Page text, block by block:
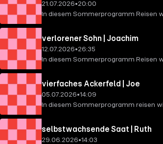
21.07.2026•20:00
In diesem Sommerprogramm Reisen
verlorener Sohn | Joachim
12.07.2026•26:35
In diesem Sommerprogramm Reisen
vierfaches Ackerfeld | Joe
05.07.2026•14:09
In diesem Sommerprogramm reisen
selbstwachsende Saat | Ruth
29.06.2026•14:03